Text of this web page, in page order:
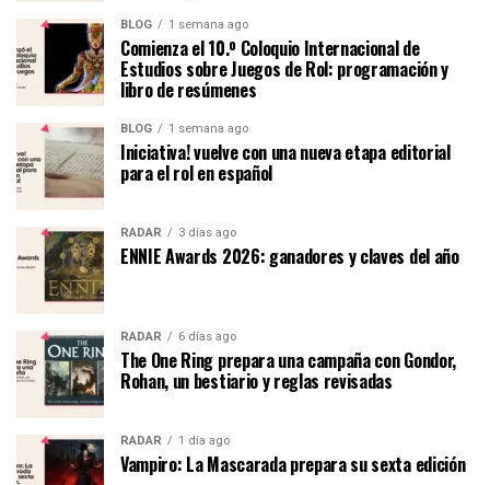
BLOG 1 semana ago
Comienza el 10.º Coloquio Internacional de
Estudios sobre Juegos de Rol: programación y
libro de resúmenes
BLOG 1 semana ago
Iniciativa! vuelve con una nueva etapa editorial
para el rol en español
RADAR 3 días ago
ENNIE Awards 2026: ganadores y claves del año
RADAR 6 días ago
The One Ring prepara una campaña con Gondor,
Rohan, un bestiario y reglas revisadas
RADAR 1 día ago
Vampiro: La Mascarada prepara su sexta edición